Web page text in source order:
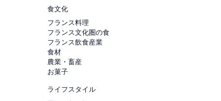
食文化
フランス料理
フランス文化圏の食
フランス飲食産業
食材
農業・畜産
お菓子
ライフスタイル